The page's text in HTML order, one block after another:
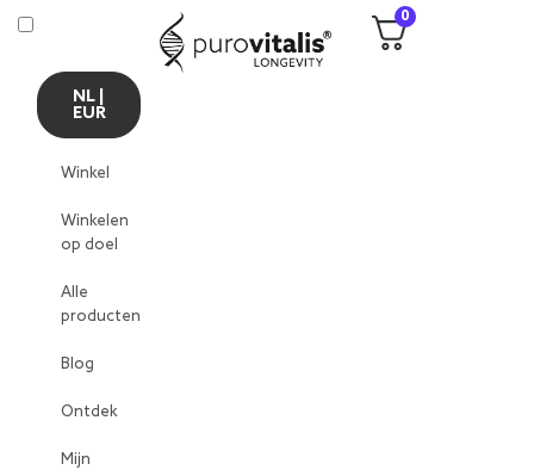
NL |
EUR
Winkel
Winkelen
op doel
Alle
producten
Blog
Ontdek
Mijn
0